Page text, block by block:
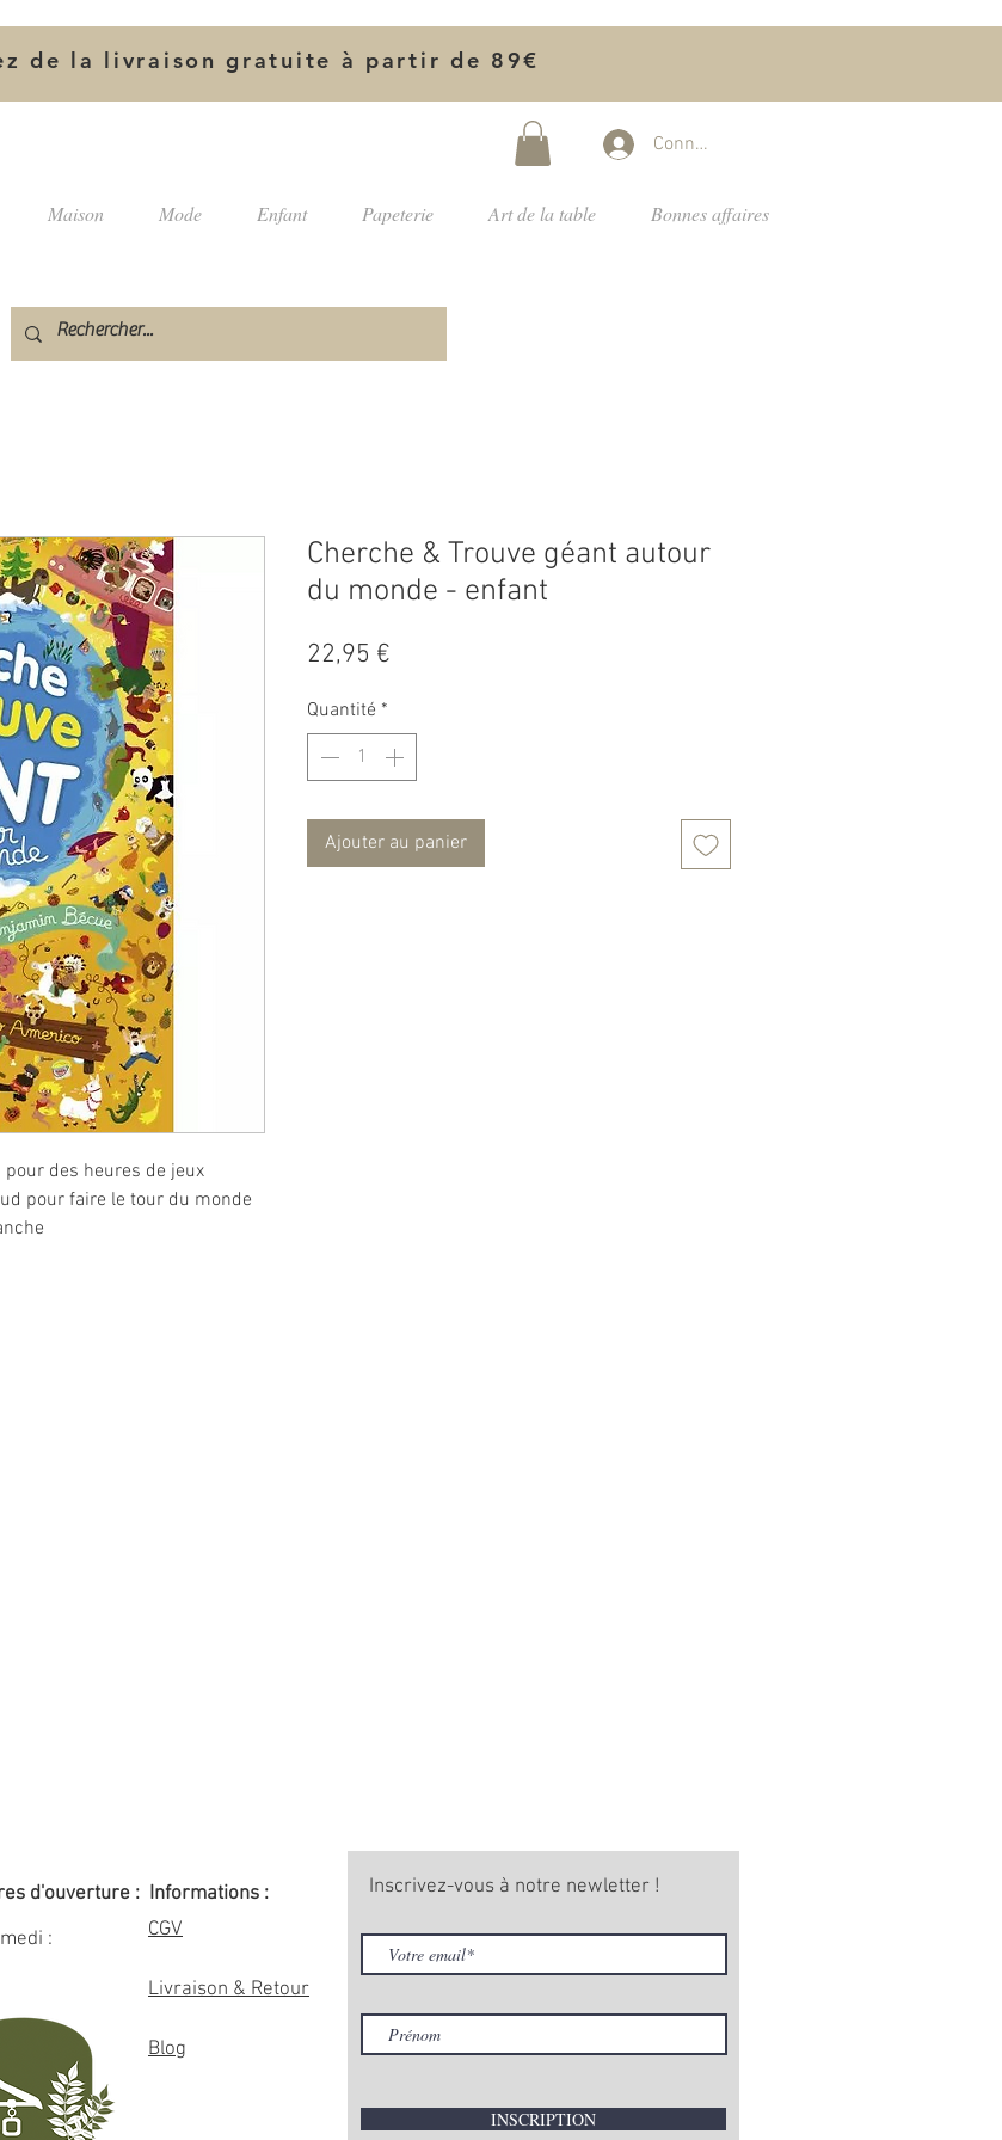
de la livraison gratuite à partir de 89€
Connectez-vous
Maison Mode Enfant Papeterie Art de la table Bonnes affaires
des heures de jeux
pour faire le tour du monde
Cherche & Trouve géant autour
du monde - enfant
22,95 €
Quantité *
Ajouter au panier
d'ouverture :
:
Informations :
CGV
Livraison & Retour
Blog
Inscrivez-vous à notre newletter !
INSCRIPTION